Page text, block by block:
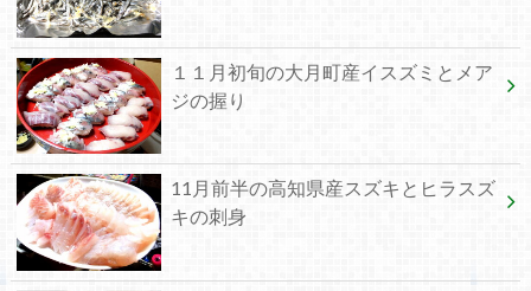
１１月初旬の大月町産イスズミとメア
ジの握り
11月前半の高知県産スズキとヒラスズ
キの刺身